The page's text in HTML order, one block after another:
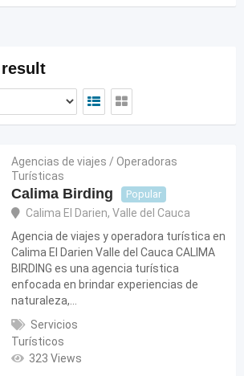
Agencias de viajes / Operadoras
Turísticas
Calima Birding Popular
Calima El Darien, Valle del Cauca
Agencia de viajes y operadora turística en
Calima El Darien Valle del Cauca CALIMA
BIRDING es una agencia turística
enfocada en brindar experiencias de
naturaleza,…
Servicios
Turísticos
323 Views